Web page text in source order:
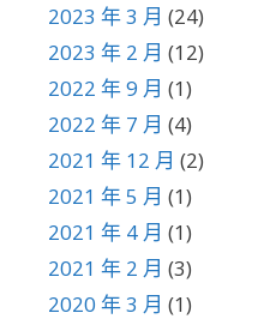
2023 年 3 月 (24)
2023 年 2 月 (12)
2022 年 9 月 (1)
2022 年 7 月 (4)
2021 年 12 月 (2)
2021 年 5 月 (1)
2021 年 4 月 (1)
2021 年 2 月 (3)
2020 年 3 月 (1)